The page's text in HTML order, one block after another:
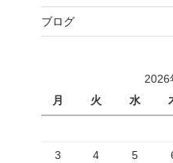
ブログ
2026
月
火 水
3 4 5